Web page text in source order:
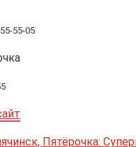
55-05